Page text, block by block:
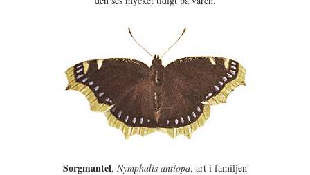
Sorgmantel, Nymphalis antiopa, art i familjen